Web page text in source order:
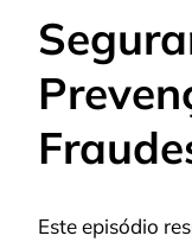
Este episódio